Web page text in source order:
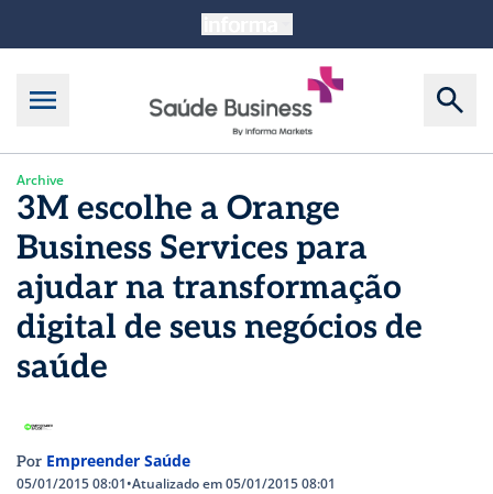
Archive
3M escolhe a Orange
Business Services para
ajudar na transformação
digital de seus negócios de
saúde
Por Empreender Saúde
05/01/2015 08:01•Atualizado em 05/01/2015 08:01